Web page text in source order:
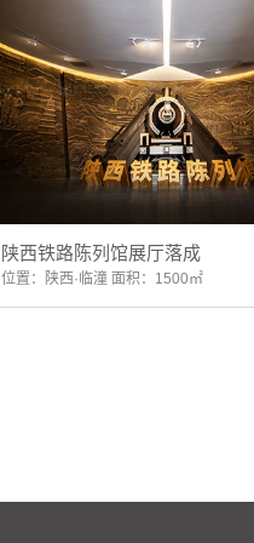
陕西铁路陈列馆展厅落成
位置：陕西·临潼 面积：1500㎡